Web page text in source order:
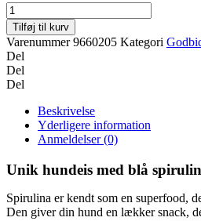
Furree
Ice
Cream
Mix
-
Blue
Spirulina
antal
Tilføj til kurv
Varenummer9660205 Kategori
Del
Del
Del
Beskrivelse
Yderligere information
Anmeldelser (0)
Unik hundeis med blå
Spirulina er kendt som en superfood,
Den giver din hund en lækker snack,